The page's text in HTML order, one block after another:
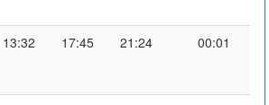
13:32 17:45 21:24 00:01